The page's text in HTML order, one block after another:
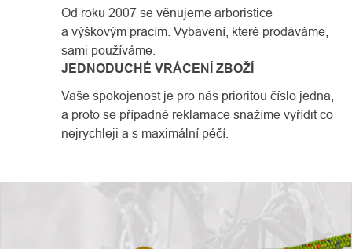
Od roku 2007 se věnujeme arboristice
a výškovým pracím. Vybavení, které prodáváme,
sami používáme.
JEDNODUCHÉ VRÁCENÍ ZBOŽÍ
Vaše spokojenost je pro nás prioritou číslo jedna,
a proto se případné reklamace snažíme vyřídit co
nejrychleji a s maximální péčí.